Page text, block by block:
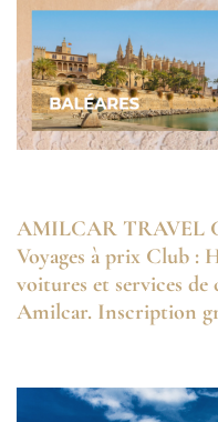
AMILCAR TRAVEL
Voyages à prix Club :
voitures et services
Amilcar. Inscription